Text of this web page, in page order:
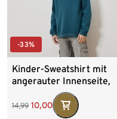
-33%
Kinder-Sweatshirt mit
angerauter Innenseite,
14,99 10,00